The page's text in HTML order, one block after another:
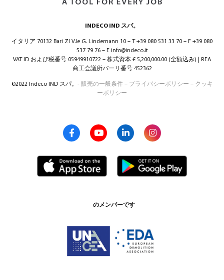
INDECO IND スパ。
イタリア 70132 Bari ZI V.le G. Lindemann 10 – T +39 080 531 33 70 – F +39 080
537 79 76 – E info@indeco.it
VAT ID および税番号 05949910722 – 株式資本 € 5,200,000.00 (全額込み) | REA
商工会議所バーリ番号 452362
©2022 Indeco IND スパ。- 販売の一般条件– プライバシーポリシー – クッキ
ーポリシー
のメンバーです